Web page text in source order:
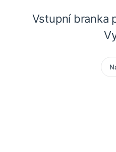
Vstupní branka